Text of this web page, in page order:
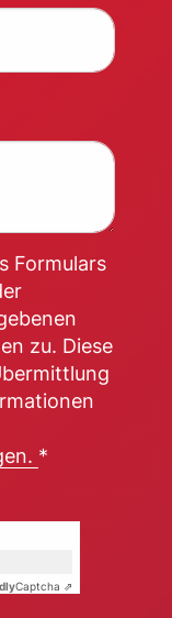
Formulars
zu. Diese
*
Captcha ⇗